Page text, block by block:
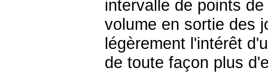
intervalle de points
volume en sortie des
légèrement l'intérêt
de toute façon plus